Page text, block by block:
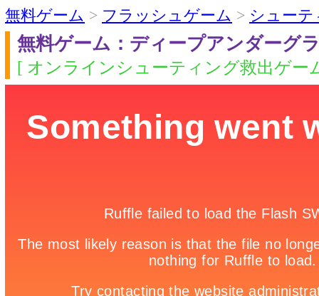
無料ゲーム > フラッシュゲーム > シューテ
無料ゲーム：ディープアンダーグ
[ オンラインシューティング救出ゲー